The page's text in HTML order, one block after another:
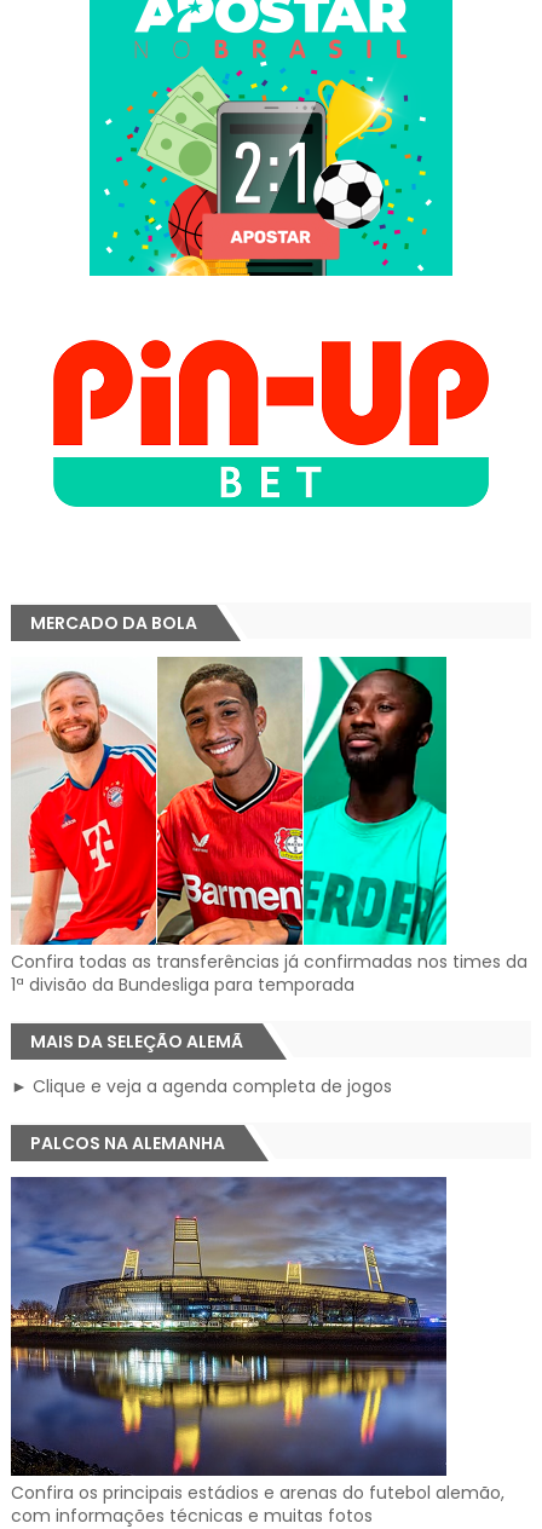
MERCADO DA BOLA
Confira todas as transferências já confirmadas nos times da
1ª divisão da Bundesliga para temporada
MAIS DA SELEÇÃO ALEMÃ
► Clique e veja a agenda completa de jogos
PALCOS NA ALEMANHA
Confira os principais estádios e arenas do futebol alemão,
com informações técnicas e muitas fotos